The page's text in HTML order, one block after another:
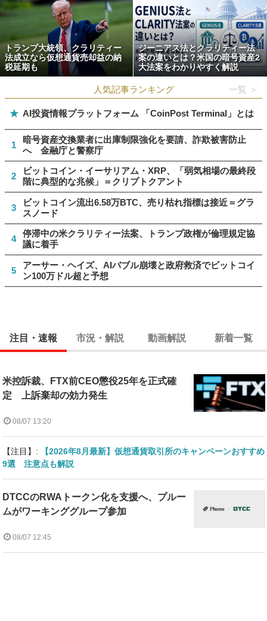
トランプ大統領、クラリティー
法成立なら仮想通貨売却益の納
税延期も
ジーニアス法とクラリティー法
案の違いとは？米国の暗号資産2
大法案をわかりやすく解説
人気記事ランキング 一覧 ＞
★ AI投資情報プラットフォーム 「CoinPost Terminal」とは
1
暗号資産交換業者に出庫制限強化を要請、詐欺被害防止
へ 金融庁と警察庁
2
ビットコイン・イーサリアム・XRP、「弱気相場の最終段
階に典型的な兆候」＝クリプトクアント
3
ビットコイン流出6.58万BTC、売り枯れ指標は接近＝グラ
スノード
4
停滞中の米クラリティー法案、トランプ政権が倫理規定協
議に着手
5
アーサー・ヘイズ、AIバブル崩壊と政府救済でビットコイ
ン100万ドル超と予想
注目・速報 市況・解説 動画解説 新着一覧
米控訴裁、FTX前CEO懲役25年を正式確
定 上訴棄却の効力発生
08/07 13:20
【注目】:
【2026年8月最新】仮想通貨取引所のキャンペーンおすすめ
9選 注意点も解説
DTCCのRWAトークン化を支援へ、プルー
ムがワーキンググループ参加
08/07 12:45